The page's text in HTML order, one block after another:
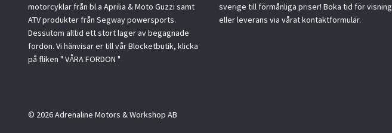
motorcyklar från bl.a Aprilia & Moto Guzzi samt
ATV produkter från Segway powersports.
Dessutom alltid ett stort lager av begagnade
fordon. Vi hänvisar er till vår Blocketbutik, klicka
på fliken " VÅRA FORDON "
sverige till förmånliga priser! Boka tid för visning
eller leverans via vårat kontaktformulär.
© 2026 Adrenaline Motors & Workshop AB